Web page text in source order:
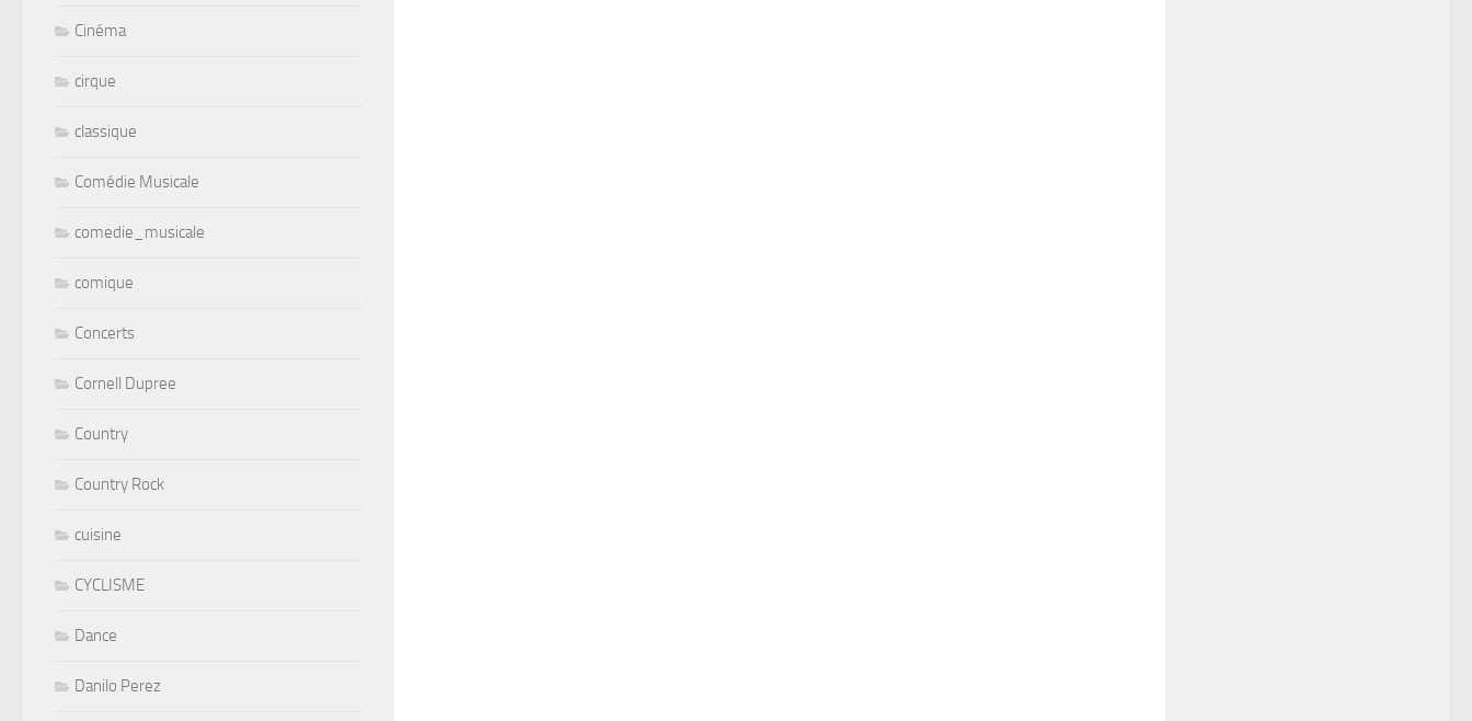
Cinéma
cirque
classique
Comédie Musicale
comedie_musicale
comique
Concerts
Cornell Dupree
Country
Country Rock
cuisine
CYCLISME
Dance
Danilo Perez